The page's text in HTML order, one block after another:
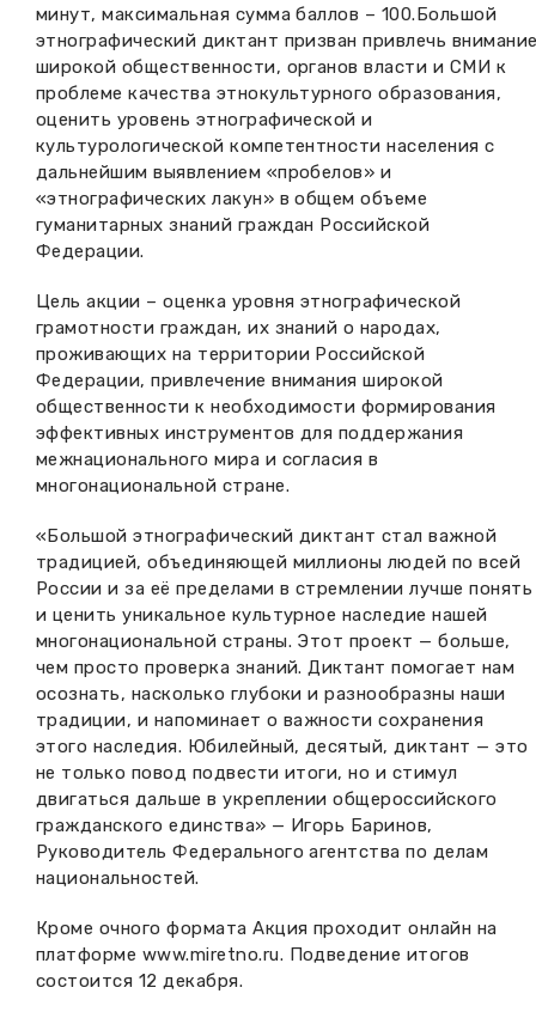
минут, максимальная сумма баллов – 100.Большой
этнографический диктант призван привлечь
широкой общественности, органов власти и СМИ к
проблеме качества этнокультурного образования,
оценить уровень этнографической и
культурологической компетентности населения с
дальнейшим выявлением «пробелов» и
«этнографических лакун» в общем объеме
гуманитарных знаний граждан Российской
Федерации.
Цель акции – оценка уровня этнографической
грамотности граждан, их знаний о народах,
проживающих на территории Российской
Федерации, привлечение внимания широкой
общественности к необходимости формирования
эффективных инструментов для поддержания
межнационального мира и согласия в
многонациональной стране.
«Большой этнографический диктант стал важной
традицией, объединяющей миллионы людей по всей
России и за её пределами в стремлении лучше понять
и ценить уникальное культурное наследие нашей
многонациональной страны. Этот проект — больше,
чем просто проверка знаний. Диктант помогает нам
осознать, насколько глубоки и разнообразны наши
традиции, и напоминает о важности сохранения
этого наследия. Юбилейный, десятый, диктант — это
не только повод подвести итоги, но и стимул
двигаться дальше в укреплении общероссийского
гражданского единства» — Игорь Баринов,
Руководитель Федерального агентства по делам
национальностей.
Кроме очного формата Акция проходит онлайн на
платформе www.miretno.ru. Подведение итогов
состоится 12 декабря.